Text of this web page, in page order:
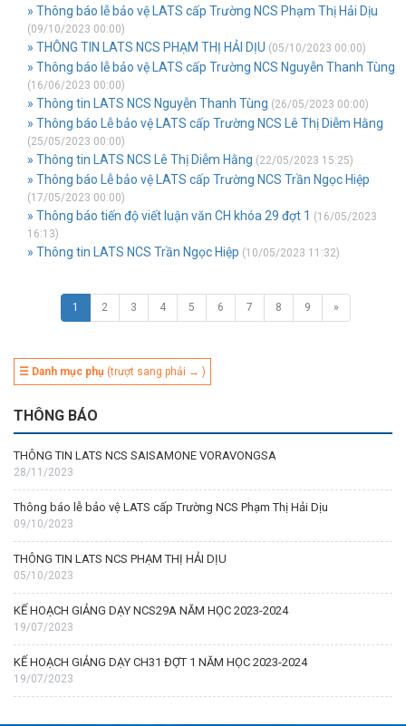
» Thông báo lễ bảo vệ LATS cấp Trường NCS Phạm Thị Hải Dịu
(09/10/2023 00:00)
» THÔNG TIN LATS NCS PHẠM THỊ HẢI DỊU (05/10/2023 00:00)
» Thông báo lễ bảo vệ LATS cấp Trường NCS Nguyễn Thanh Tùng
(16/06/2023 00:00)
» Thông tin LATS NCS Nguyễn Thanh Tùng (26/05/2023 00:00)
» Thông báo Lễ bảo vệ LATS cấp Trường NCS Lê Thị Diễm Hằng
(25/05/2023 00:00)
» Thông tin LATS NCS Lê Thị Diễm Hằng (22/05/2023 15:25)
» Thông báo Lễ bảo vệ LATS cấp Trường NCS Trần Ngọc Hiệp
(17/05/2023 00:00)
» Thông báo tiến độ viết luận văn CH khóa 29 đợt 1 (16/05/2023
16:13)
» Thông tin LATS NCS Trần Ngọc Hiệp (10/05/2023 11:32)
1 2 3 4 5 6 7 8 9 »
☰ Danh mục phụ (trượt sang phải → )
THÔNG BÁO
THÔNG TIN LATS NCS SAISAMONE VORAVONGSA
28/11/2023
Thông báo lễ bảo vệ LATS cấp Trường NCS Phạm Thị Hải Dịu
09/10/2023
THÔNG TIN LATS NCS PHẠM THỊ HẢI DỊU
05/10/2023
KẾ HOẠCH GIẢNG DẠY NCS29A NĂM HỌC 2023-2024
19/07/2023
KẾ HOẠCH GIẢNG DẠY CH31 ĐỢT 1 NĂM HỌC 2023-2024
19/07/2023